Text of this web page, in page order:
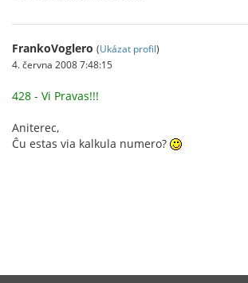
FrankoVoglero (Ukázat profil)
4. června 2008 7:48:15
428 - Vi Pravas!!!
Aniterec,
Ĉu estas via kalkula numero?